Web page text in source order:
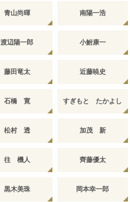
青山尚暉 南陽一浩
渡辺陽一郎 小鮒康一
藤田竜太 近藤暁史
石橋 寛 すぎもと たかよし
松村 透 加茂 新
往 機人 齊藤優太
黒木美珠 岡本幸一郎